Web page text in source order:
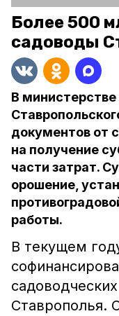
Более 500
садоводы
В министерстве
документов от
на получение
части затрат.
орошение,
работы.
В текущем
Ставрополья.